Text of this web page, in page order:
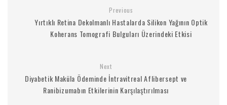
Previous
Yırtıklı Retina Dekolmanlı Hastalarda Silikon Yağının Optik
Koherans Tomografi Bulguları Üzerindeki Etkisi
Next
Diyabetik Maküla Ödeminde İntravitreal Aflibersept ve
Ranibizumabın Etkilerinin Karşılaştırılması